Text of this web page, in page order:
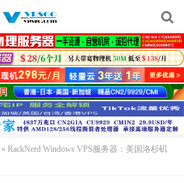
» RackNerd Windows VPS服务器：美国洛杉矶